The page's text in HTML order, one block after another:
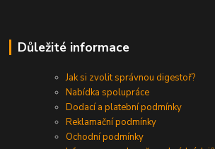
Důležité informace
Jak si zvolit správnou digestoř?
Nabídka spolupráce
Dodací a platební podmínky
Reklamační podmínky
Ochodní podmínky